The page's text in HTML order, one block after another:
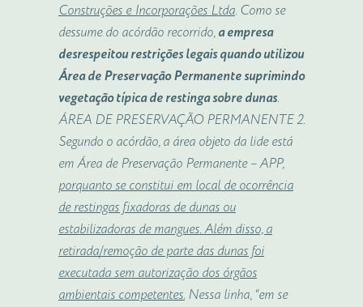
Construções e Incorporações Ltda. Como se
dessume do acórdão recorrido,a empresa
desrespeitou restrições legais quando utilizou
Área de Preservação Permanente suprimindo
vegetação típica de restinga sobre dunas.
ÁREA DE PRESERVAÇÃO PERMANENTE 2.
Segundo o acórdão, a área objeto da lide está
em Área de Preservação Permanente – APP,
porquanto se constitui em local de ocorrência
de restingas fixadoras de dunas ou
estabilizadoras de mangues. Além disso, a
retirada/remoção de parte das dunas foi
executada sem autorização dos órgãos
ambientais competentes. Nessa linha, “em se